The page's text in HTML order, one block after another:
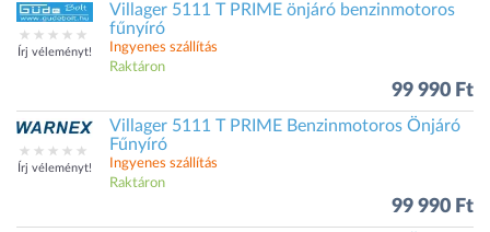
Írj véleményt!
Villager 5111 T PRIME önjáró benzinmotoros
fűnyíró
Ingyenes szállítás
Raktáron
99 990 Ft
Írj véleményt!
Villager 5111 T PRIME Benzinmotoros Önjáró
Fűnyíró
Ingyenes szállítás
Raktáron
99 990 Ft